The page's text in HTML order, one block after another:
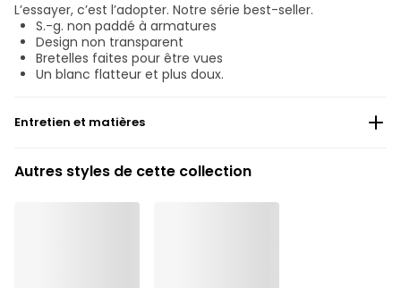
L’essayer, c’est l’adopter. Notre série best-seller.
S.-g. non paddé à armatures
Design non transparent
Bretelles faites pour être vues
Un blanc flatteur et plus doux.
Entretien et matières
Lavage professionnel exclu
Séchage à la machine exclu
Autres styles de cette collection